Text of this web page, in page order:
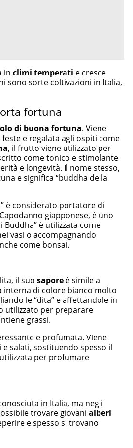
in climi temperati e cresce
sono sorte coltivazioni in Italia,
fortuna
di buona fortuna. Viene
e regalata agli ospiti come
, il frutto viene utilizzato per
come tonico e stimolante
e longevità. Il nome stesso,
e significa “buddha della
è considerato portatore di
giapponese, è uno
è utilizzata come
vasi o accompagnando
come bonsai.
il suo sapore è simile a
interna di colore bianco molto
le “dita” e affettandole in
utilizzato per preparare
grassi.
e profumata. Viene
salati, sostituendo spesso il
per profumare
in Italia, ma negli
trovare giovani alberi
e spesso si trovano